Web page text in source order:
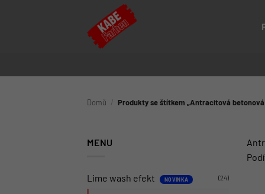
Domů / Produkty se štítkem „Antracitová
MENU
Lime wash efekt (24)